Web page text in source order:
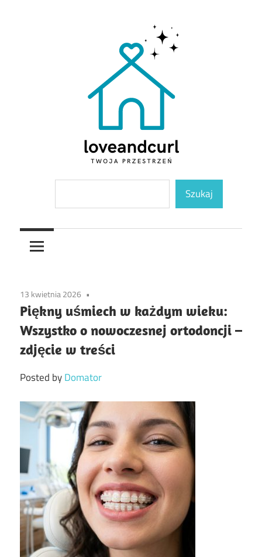
Loveandcurl Szukaj
13 kwietnia 2026
Piękny uśmiech w każdym wieku:
Wszystko o nowoczesnej ortodoncji –
zdjęcie w treści
Posted byDomator